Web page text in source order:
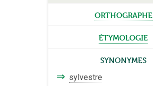
orthographe
étymologie
Synonymes
⇒ sylvestre